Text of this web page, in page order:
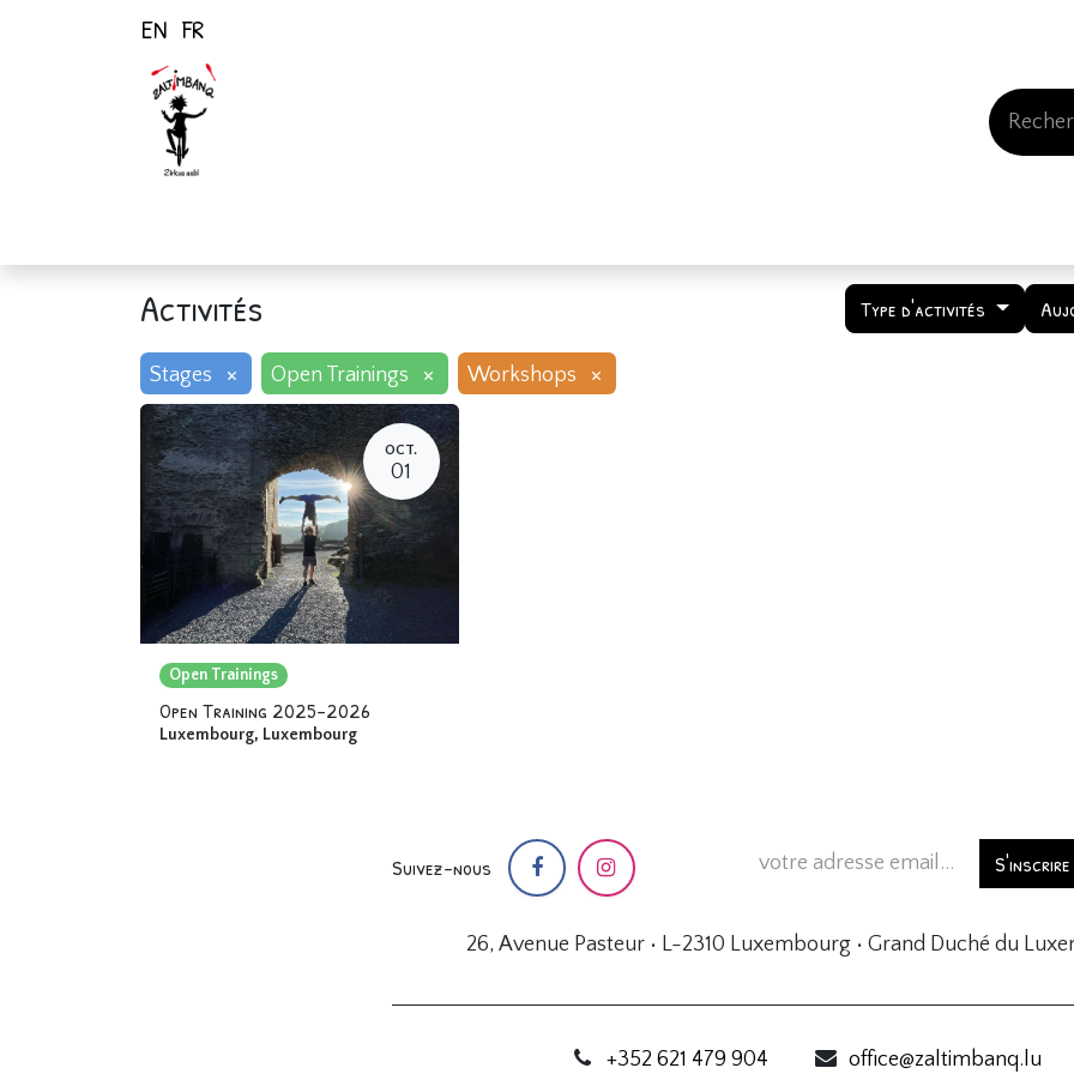
EN FR
Activités Type d'activités
Stages × Open Trainings × Workshops ×
OCT.
01
Open Trainings
Open Training 2025-2026
Luxembourg, Luxembourg
Suivez-nous
26, Avenue Pasteur • L-2310 Luxembourg • Grand Duché du
+352 621 479 904 office@zaltimbanq.lu